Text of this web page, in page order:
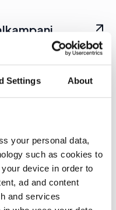
Settings About
your personal data,
such as cookies to
device in order to
ad and content
and services
framgår att
valkampanj.
– gick